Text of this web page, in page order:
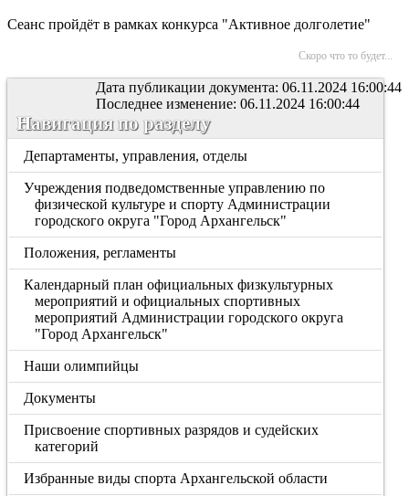
Сеанс пройдёт в рамках конкурса "Активное долголетие"
Скоро что то будет...
Дата публикации документа: 06.11.2024 16:00:44
Последнее изменение: 06.11.2024 16:00:44
Навигация по разделу
Департаменты, управления, отделы
Учреждения подведомственные управлению по
физической культуре и спорту Администрации
городского округа "Город Архангельск"
Положения, регламенты
Календарный план официальных физкультурных
мероприятий и официальных спортивных
мероприятий Администрации городского округа
"Город Архангельск"
Наши олимпийцы
Документы
Присвоение спортивных разрядов и судейских
категорий
Избранные виды спорта Архангельской области